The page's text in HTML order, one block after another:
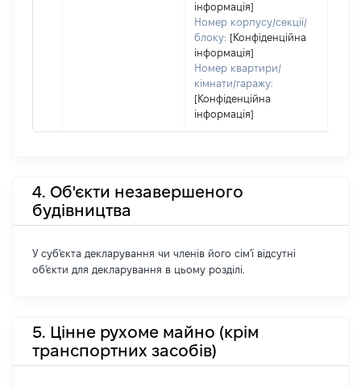
інформація]
Номер корпусу/секції/
блоку: [Конфіденційна
інформація]
Номер квартири/
кімнати/гаражу:
[Конфіденційна
інформація]
4. Об'єкти незавершеного
будівництва
У суб'єкта декларування чи членів його сім'ї відсутні
об'єкти для декларування в цьому розділі.
5. Цінне рухоме майно (крім
транспортних засобів)